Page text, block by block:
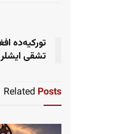
تورکیه‌ده
تشقی ایشلر
Related Posts